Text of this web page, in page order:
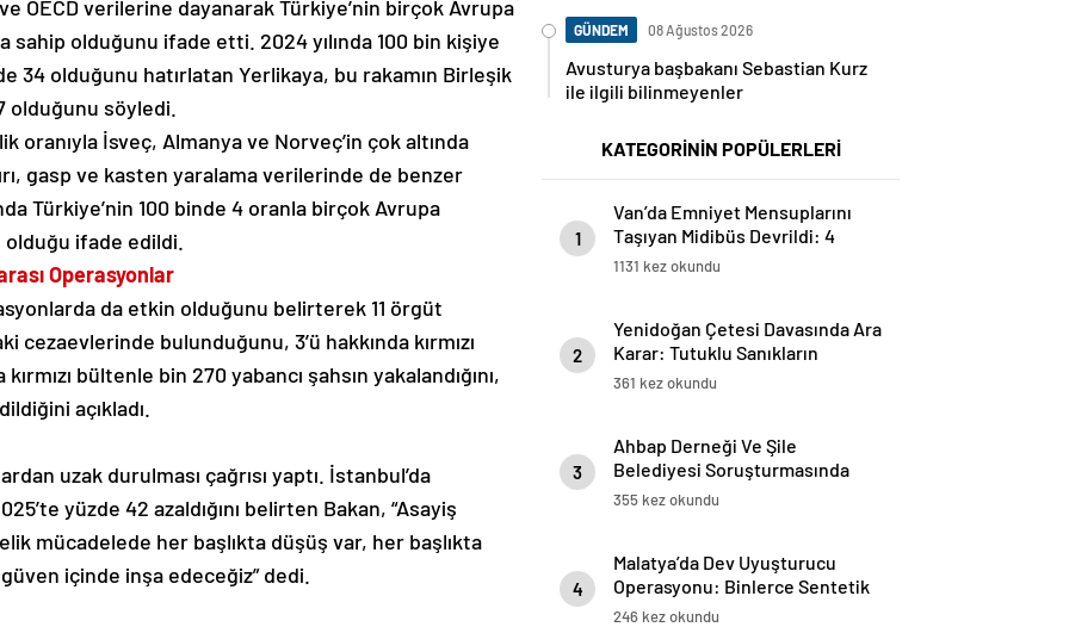
OECD verilerine dayanarak Türkiye’nin birçok Avrupa
sahip olduğunu ifade etti. 2024 yılında 100 bin kişiye
34 olduğunu hatırlatan Yerlikaya, bu rakamın Birleşik
olduğunu söyledi.
oranıyla İsveç, Almanya ve Norveç’in çok altında
gasp ve kasten yaralama verilerinde de benzer
Türkiye’nin 100 binde 4 oranla birçok Avrupa
ifade edildi.
Operasyonlar
da etkin olduğunu belirterek 11 örgüt
cezaevlerinde bulunduğunu, 3’ü hakkında kırmızı
bültenle bin 270 yabancı şahsın yakalandığını,
açıkladı.
uzak durulması çağrısı yaptı. İstanbul’da
yüzde 42 azaldığını belirten Bakan, “Asayiş
mücadelede her başlıkta düşüş var, her başlıkta
güven içinde inşa edeceğiz” dedi.
GÜNDEM 08 Ağustos 2026
Avusturya başbakanı Sebastian Kurz
ile ilgili bilinmeyenler
KATEGORİNİN POPÜLERLERİ
1
Van’da Emniyet Mensuplarını
Taşıyan Midibüs Devrildi: 4
Yaralı
1131 kez okundu
2
Yenidoğan Çetesi Davasında Ara
Karar: Tutuklu Sanıkların
Mevcut Hallerinin Devamına
361 kez okundu
3
Ahbap Derneği Ve Şile
Belediyesi Soruşturmasında
Yeni Gelişme: 14 Gözaltı
355 kez okundu
4
Malatya’da Dev Uyuşturucu
Operasyonu: Binlerce Sentetik
Hap Ele Geçirildi
246 kez okundu